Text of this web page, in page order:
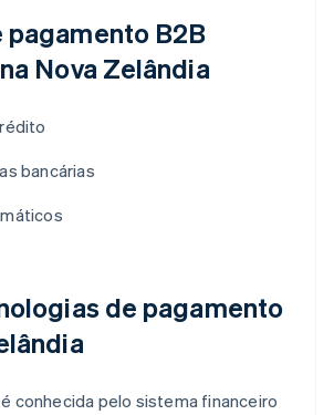
pagamento B2B
Nova Zelândia
bancárias
de pagamento
conhecida pelo sistema financeiro